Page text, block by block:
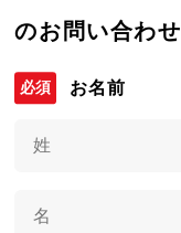
のお問い合わせ
お名前